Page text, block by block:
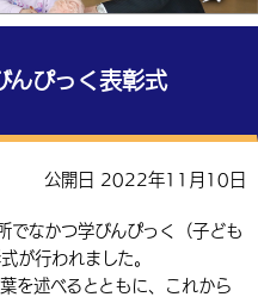
択
中国語（簡体字）
YouTube
保険・年金
健康・予防
住宅・インフラ
産業・雇用
税金
子どもを預ける
んぴっく表彰式
公開日 2022年11月10日
なかつ学びんぴっく（子ども
が行われました。
を述べるとともに、これから